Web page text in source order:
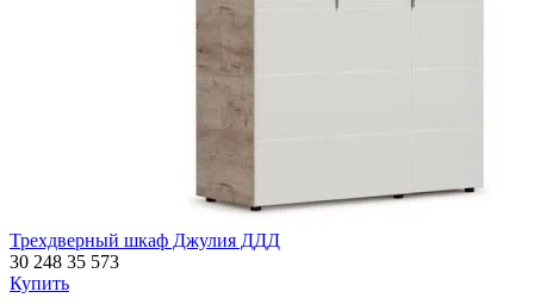
Трехдверный шкаф Джулия ДДД
30 248 35 573
Купить